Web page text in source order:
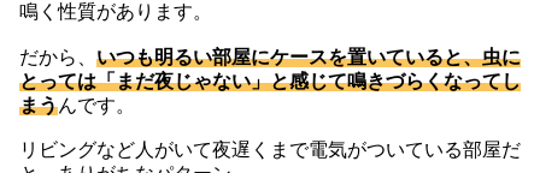
鳴く性質があります。
だから、 いつも明るい部屋にケースを置いていると、虫に
とっては「まだ夜じゃない」と感じて鳴きづらくなってし
まうんです。
リビングなど人がいて夜遅くまで電気がついている部屋だ